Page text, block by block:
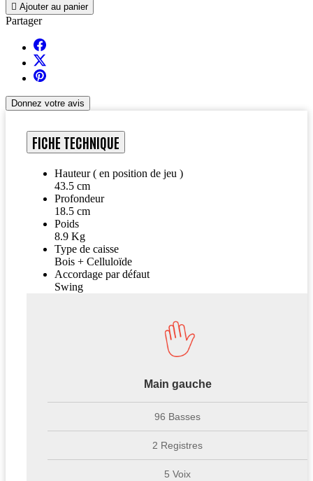
 Ajouter au panier
Partager
Donnez votre avis
FICHE TECHNIQUE
Hauteur ( en position de jeu )
43.5 cm
Profondeur
18.5 cm
Poids
8.9 Kg
Type de caisse
Bois + Celluloïde
Accordage par défaut
Swing
Main gauche
96 Basses
2 Registres
5 Voix